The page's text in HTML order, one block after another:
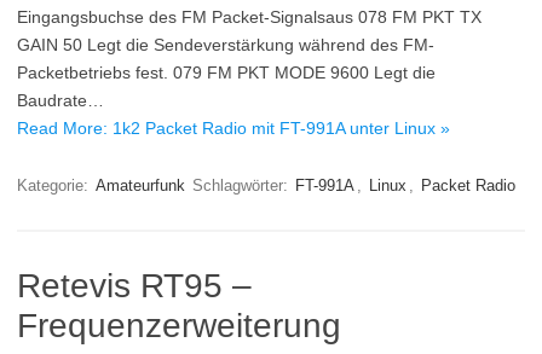
Eingangsbuchse des FM Packet-Signalsaus 078 FM PKT TX
GAIN 50 Legt die Sendeverstärkung während des FM-
Packetbetriebs fest. 079 FM PKT MODE 9600 Legt die
Baudrate…
Read More: 1k2 Packet Radio mit FT-991A unter Linux »
Kategorie: Amateurfunk Schlagwörter: FT-991A , Linux , Packet Radio
Retevis RT95 –
Frequenzerweiterung